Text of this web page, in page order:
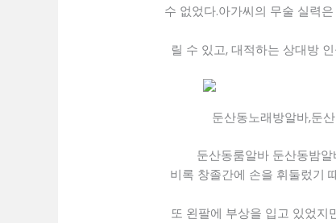
수 없었다.아가씨의 무술 실력
릴 수 있고, 대적하는 상대방
둔산동노래방알바,둔
둔산동룸알바 둔산동밤
비록 창졸간에 손을 휘둘렀기
또 왼팔에 부상을 입고 있었지